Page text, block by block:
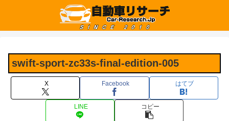
swift-sport-zc33s-final-edition-005
X Facebook はてブ
LINE コピー